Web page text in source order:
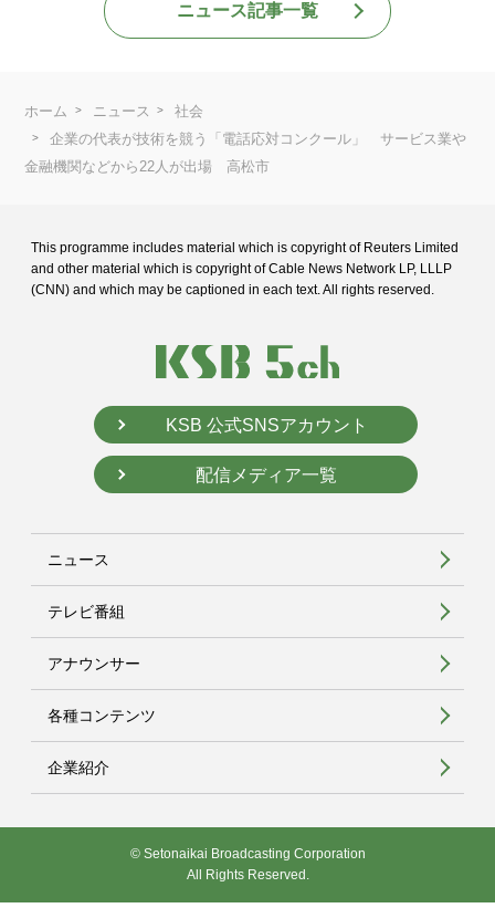
ニュース記事一覧
ホーム ニュース
社会
企業の代表が技術を競う「電話応対コンクール」 サービス業や
金融機関などから22人が出場 高松市
This programme includes material which is copyright of Reuters Limited
and other material which is copyright of Cable News Network LP, LLLP
(CNN) and which may be captioned in each text. All rights reserved.
KSB 公式SNSアカウント
配信メディア一覧
ニュース
テレビ番組
アナウンサー
各種コンテンツ
企業紹介
© Setonaikai Broadcasting Corporation
All Rights Reserved.